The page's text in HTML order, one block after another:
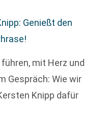
Genießt den
mit Herz und
Gespräch: Wie wir
Knipp dafür